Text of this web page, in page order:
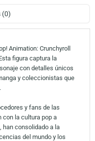
(0)
Animation: Crunchyroll
figura captura la
con detalles únicos
y coleccionistas que
y fans de las
con la cultura pop a
han consolidado a la
del mundo y los